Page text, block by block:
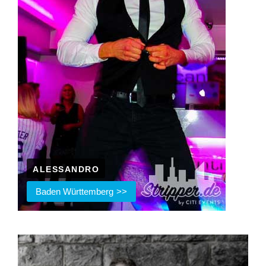
ALESSANDRO
Baden Württemberg